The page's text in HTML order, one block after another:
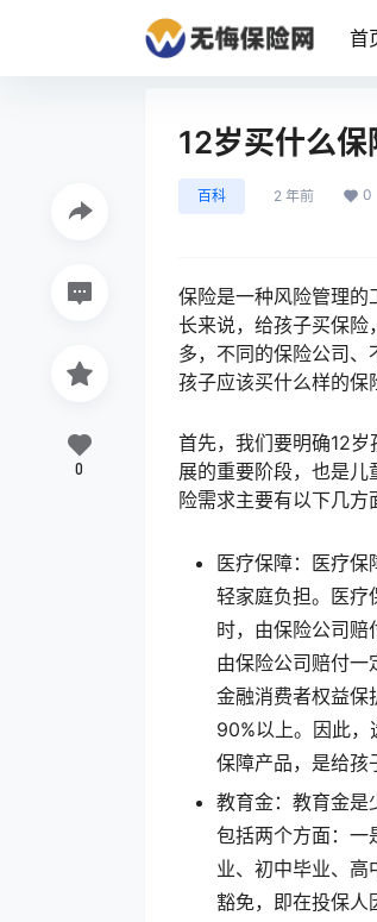
首
12岁买什么保
百科 2 年前 0
保险是一种风险管理的
长来说，给孩子买保险
多，不同的保险公司
孩子应该买什么样的保
首先，我们要明确12
展的重要阶段，也是
险需求主要有以下几方
医疗保障：医疗
轻家庭负担。医疗
时，由保险公司赔
由保险公司赔付
金融消费者权益保
90%以上。因此
保障产品，是给孩
教育金：教育金是
包括两个方面：一
业、初中毕业、
豁免，即在投保人
0